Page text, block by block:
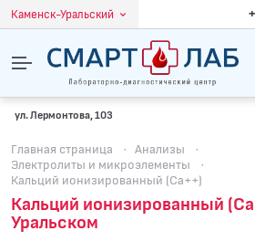
Каменск-Уральский
ул. Лермонтова, 103
Главная страница · Анализы
·
Электролиты и микроэлементы
·
Кальций ионизированный (Ca++)
Кальций ионизированный
Уральском